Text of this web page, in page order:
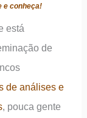
e conheça!
está
de
de análises e
, pouca gente